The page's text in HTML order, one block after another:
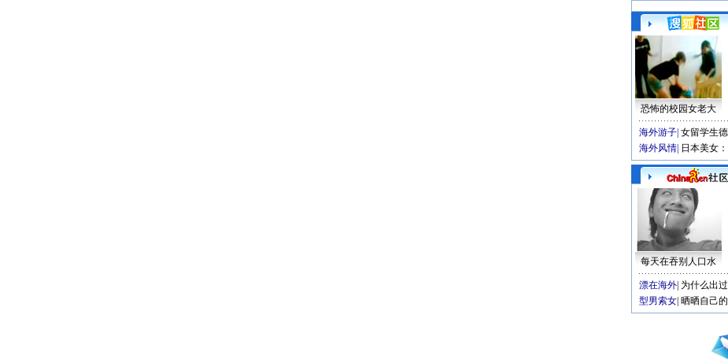
恐怖的校园女老大
海外游子 女留学生
海外风情 日本美女
每天在吞别人口水
漂在海外 为什么出
型男索女 晒晒自己